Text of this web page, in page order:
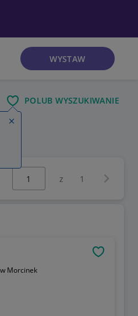
WYSTAW
POLUB WYSZUKIWANIE
stronę:
z 1
Morcinek
Zamknij wskazówkę